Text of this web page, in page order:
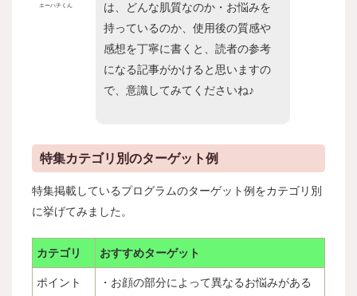
エーハチくん
は、どんな肌質なのか・お悩みを
持っているのか、使用後の質感や
感想を丁寧に書くと、読者の参考
になる記事がかけると思いますの
で、意識してみてくださいね♪
特集カテゴリ別のターゲット例
特集掲載しているプログラムのターゲット例をカテゴリ別
に挙げてみました。
カテゴリ おすすめターゲット
ポイント
・お顔の部分によって異なるお悩みがある